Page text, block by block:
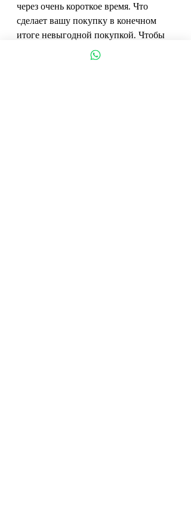
через очень короткое время. Что
сделает вашу покупку в конечном
итоге невыгодной покупкой. Чтобы
сделать лучшую покупку, вам нужно